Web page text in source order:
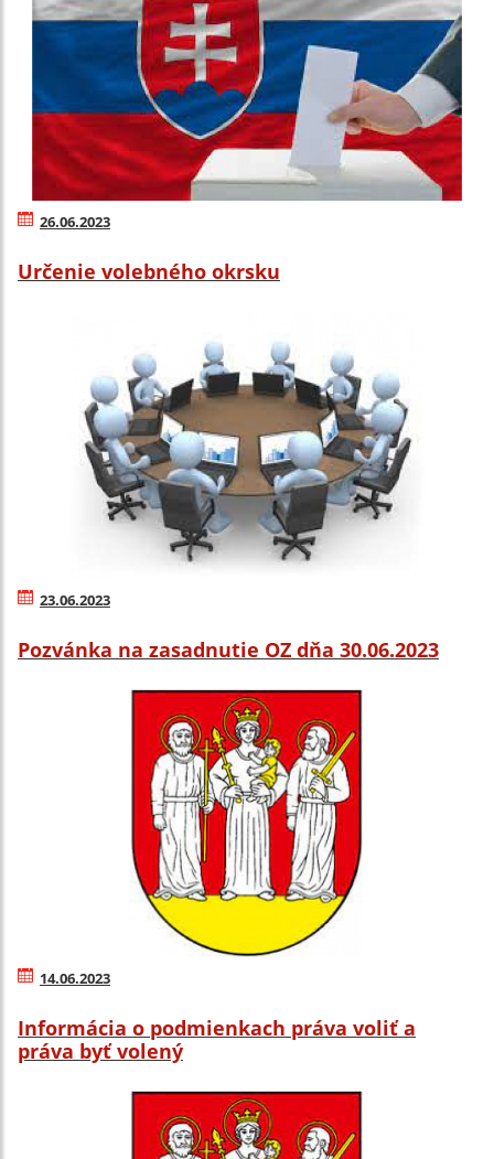
26.06.2023
Určenie volebného okrsku
23.06.2023
Pozvánka na zasadnutie OZ dňa 30.06.2023
14.06.2023
Informácia o podmienkach práva voliť a
práva byť volený